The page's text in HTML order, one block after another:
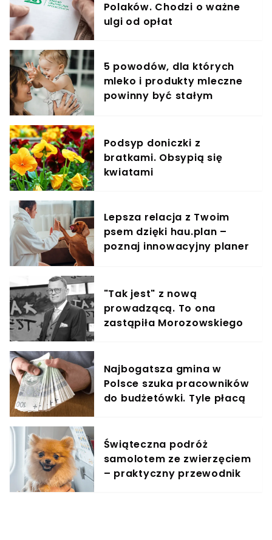
Polaków. Chodzi o ważne
ulgi od opłat
5 powodów, dla których
mleko i produkty mleczne
powinny być stałym
Podsyp doniczki z
bratkami. Obsypią się
kwiatami
Lepsza relacja z Twoim
psem dzięki hau.plan –
poznaj innowacyjny planer
"Tak jest" z nową
prowadzącą. To ona
zastąpiła Morozowskiego
Najbogatsza gmina w
Polsce szuka pracowników
do budżetówki. Tyle płacą
Świąteczna podróż
samolotem ze zwierzęciem
– praktyczny przewodnik